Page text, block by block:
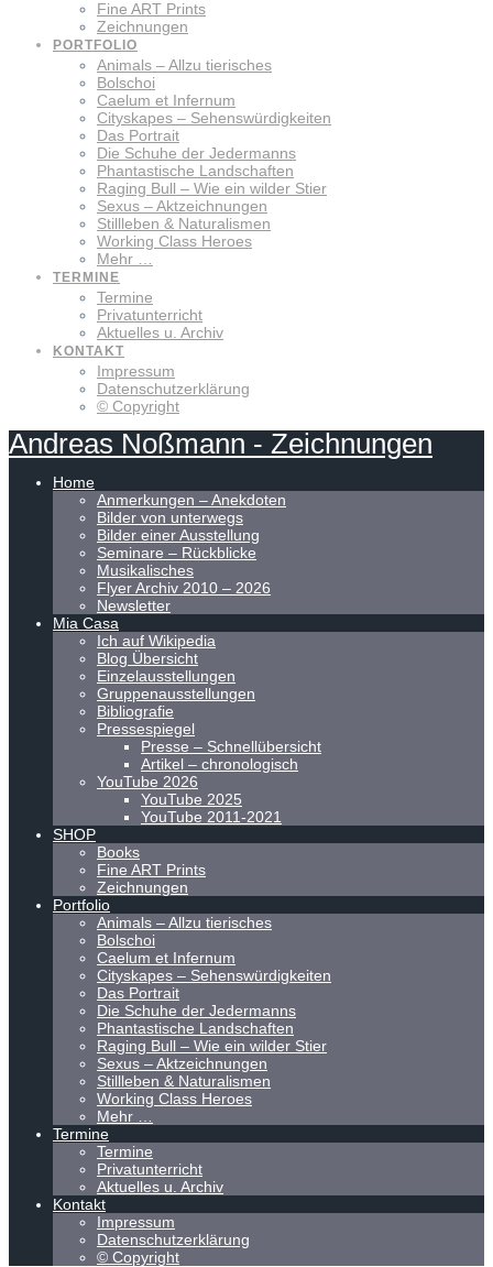
Fine ART Prints
Zeichnungen
PORTFOLIO
Animals – Allzu tierisches
Bolschoi
Caelum et Infernum
Cityskapes – Sehenswürdigkeiten
Das Portrait
Die Schuhe der Jedermanns
Phantastische Landschaften
Raging Bull – Wie ein wilder Stier
Sexus – Aktzeichnungen
Stillleben & Naturalismen
Working Class Heroes
Mehr …
TERMINE
Termine
Privatunterricht
Aktuelles u. Archiv
KONTAKT
Impressum
Datenschutzerklärung
© Copyright
Andreas Noßmann - Zeichnungen
Home
Anmerkungen – Anekdoten
Bilder von unterwegs
Bilder einer Ausstellung
Seminare – Rückblicke
Musikalisches
Flyer Archiv 2010 – 2026
Newsletter
Mia Casa
Ich auf Wikipedia
Blog Übersicht
Einzelausstellungen
Gruppenausstellungen
Bibliografie
Pressespiegel
Presse – Schnellübersicht
Artikel – chronologisch
YouTube 2026
YouTube 2025
YouTube 2011-2021
SHOP
Books
Fine ART Prints
Zeichnungen
Portfolio
Animals – Allzu tierisches
Bolschoi
Caelum et Infernum
Cityskapes – Sehenswürdigkeiten
Das Portrait
Die Schuhe der Jedermanns
Phantastische Landschaften
Raging Bull – Wie ein wilder Stier
Sexus – Aktzeichnungen
Stillleben & Naturalismen
Working Class Heroes
Mehr …
Termine
Termine
Privatunterricht
Aktuelles u. Archiv
Kontakt
Impressum
Datenschutzerklärung
© Copyright